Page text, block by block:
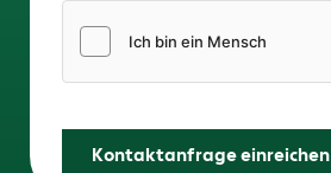
Kontaktanfrage einreichen